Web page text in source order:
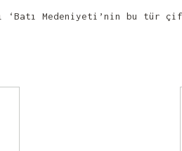
Medeniyeti’nin bu tür